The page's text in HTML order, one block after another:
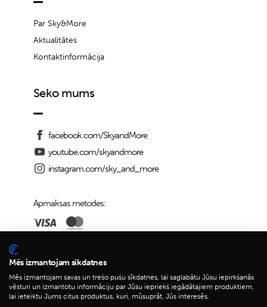
Par Sky&More
Aktualitātes
Kontaktinformācija
Seko mums
facebook.com/SkyandMore
youtube.com/skyandmore
instagram.com/sky_and_more
Apmaksas metodes:
Piegādes iespējas:
Mēs izmantojam sīkdatnes
Mēs izmantojam savas un trešo pušu sīkdatnes, lai saglabātu Jūsu iepirkšanās
vēsturi un izmantotu informāciju par Jūsu iepriekš iegādātajiem produktiem,
lai ieteiktu Jums citus produktus, kuri, mūsuprāt, Jūs interesēs.